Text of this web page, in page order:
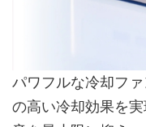
パワフルな冷却フ
の高い冷却効果を